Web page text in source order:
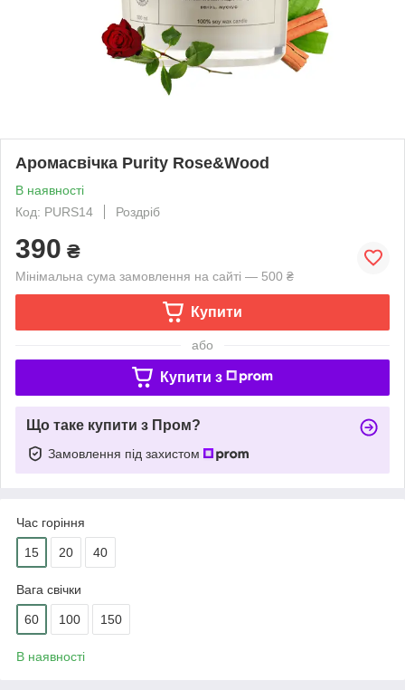
Аромасвічка Purity Rose&Wood
В наявності
Код: PURS14
Роздріб
390 ₴
Мінімальна сума замовлення на сайті — 500 ₴
Купити
або
Купити з
Що таке купити з Пром?
Замовлення під захистом
Час горіння
15 20 40
Вага свічки
60 100 150
В наявності